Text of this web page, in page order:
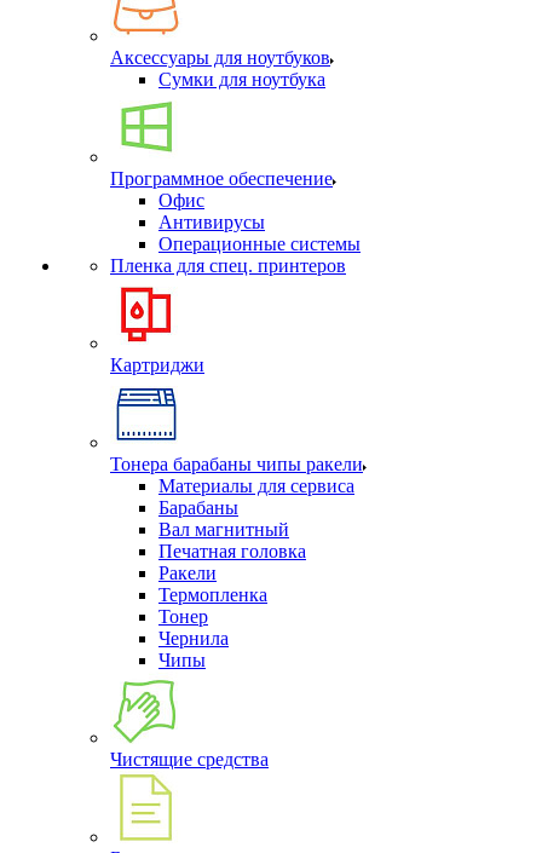
Аксессуары для ноутбуков
Сумки для ноутбука
Программное обеспечение
Офис
Антивирусы
Операционные системы
Пленка для спец. принтеров
Картриджи
Тонера барабаны чипы ракели
Материалы для сервиса
Барабаны
Вал магнитный
Печатная головка
Ракели
Термопленка
Тонер
Чернила
Чипы
Чистящие средства